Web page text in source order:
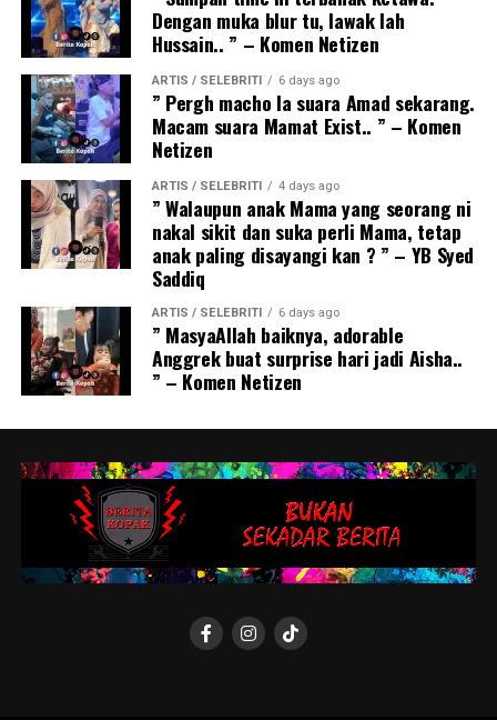
Dengan muka blur tu, lawak lah
Hussain.. ” – Komen Netizen
ARTIS / SELEBRITI 6 days ago
” Pergh macho la suara Amad sekarang.
Macam suara Mamat Exist.. ” – Komen
Netizen
ARTIS / SELEBRITI 4 days ago
” Walaupun anak Mama yang seorang ni
nakal sikit dan suka perli Mama, tetap
anak paling disayangi kan ? ” – YB Syed
Saddiq
ARTIS / SELEBRITI 6 days ago
” MasyaAllah baiknya, adorable
Anggrek buat surprise hari jadi Aisha..
” – Komen Netizen